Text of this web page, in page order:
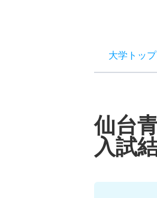
大学トップ
仙台
入試